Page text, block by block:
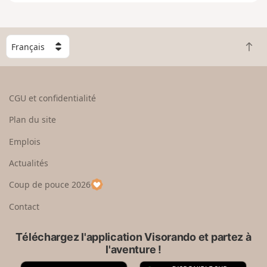
g
n
C
h
o
e
u
p
a
R
e
CGU et confidentialité
Plan du site
Emplois
Actualités
Coup de pouce 2026
Contact
Téléchargez l'application Visorando et partez à
l'aventure !